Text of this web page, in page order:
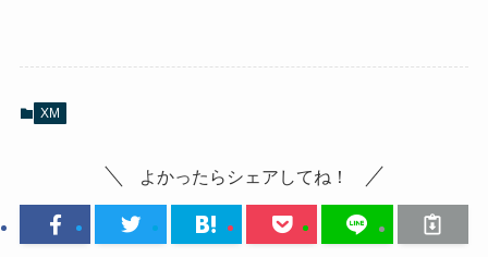
XM
よかったらシェアしてね！